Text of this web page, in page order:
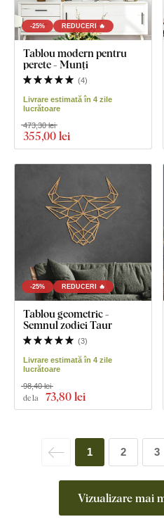
-25% REDUCERI 🔥
Tablou modern pentru
perete - Munți
(4)
Livrare estimată în 4 zile
lucrătoare
355,00 lei
473,30 lei
-25% REDUCERI 🔥
Tablou geometric -
Semnul zodiei Taur
(3)
Livrare estimată în 4 zile
lucrătoare
de la 73,80 lei
98,40 lei
Vizualizare mai
1 2 3